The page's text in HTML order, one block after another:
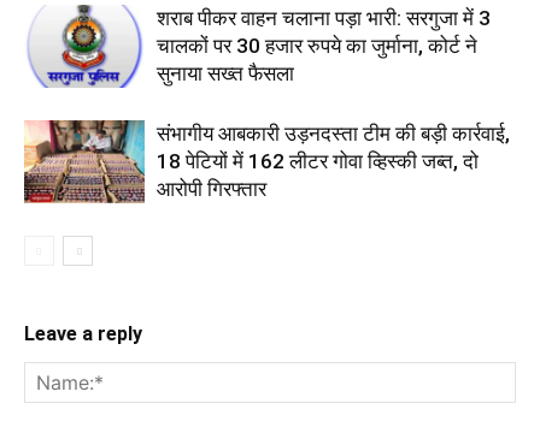
शराब पीकर वाहन चलाना पड़ा भारी: सरगुजा में 3
चालकों पर 30 हजार रुपये का जुर्माना, कोर्ट ने
सुनाया सख्त फैसला
संभागीय आबकारी उड़नदस्ता टीम की बड़ी कार्रवाई,
18 पेटियों में 162 लीटर गोवा व्हिस्की जब्त, दो
आरोपी गिरफ्तार
Leave a reply